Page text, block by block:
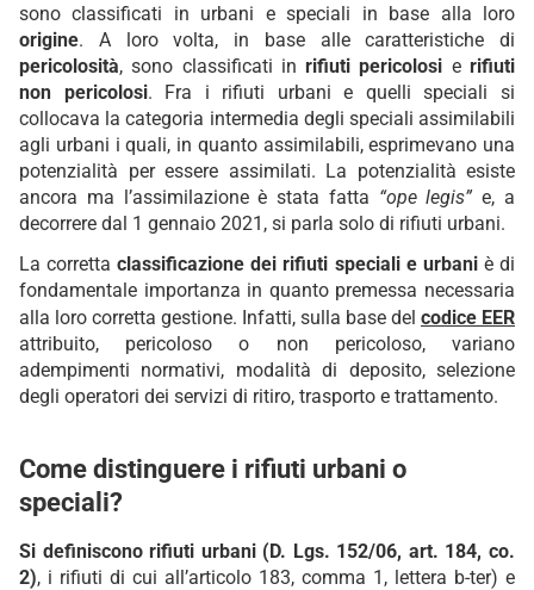
sono classificati in urbani e speciali in base alla loro
origine. A loro volta, in base alle caratteristiche di
pericolosità, sono classificati inrifiuti pericolosi erifiuti
non pericolosi. Fra i rifiuti urbani e quelli speciali si
collocava la categoria intermedia degli speciali assimilabili
agli urbani i quali, in quanto assimilabili, esprimevano una
potenzialità per essere assimilati. La potenzialità esiste
ancora ma l’assimilazione è stata fatta “ope legis” e, a
decorrere dal 1 gennaio 2021, si parla solo di rifiuti urbani.
La correttaclassificazione dei rifiuti speciali e urbaniè di
fondamentale importanza in quanto premessa necessaria
alla loro corretta gestione. Infatti, sulla base del codice EER
attribuito, pericoloso o non pericoloso, variano
adempimenti normativi, modalità di deposito, selezione
degli operatori dei servizi di ritiro, trasporto e trattamento.
Come distinguere i rifiuti urbani o
speciali?
Si definiscono rifiuti urbani (D. Lgs. 152/06, art. 184, co.
2), i rifiuti di cui all’articolo 183, comma 1, lettera b-ter) e